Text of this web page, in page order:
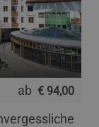
ab € 94,00